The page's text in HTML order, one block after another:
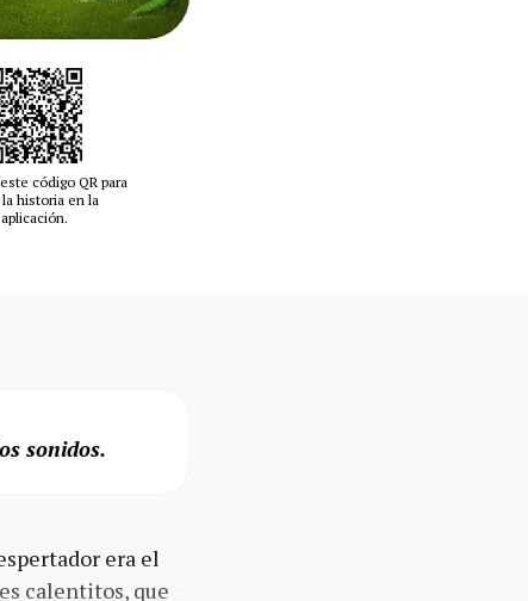
código QR para
la historia en la
aplicación.
sonidos.
era el
calentitos, que